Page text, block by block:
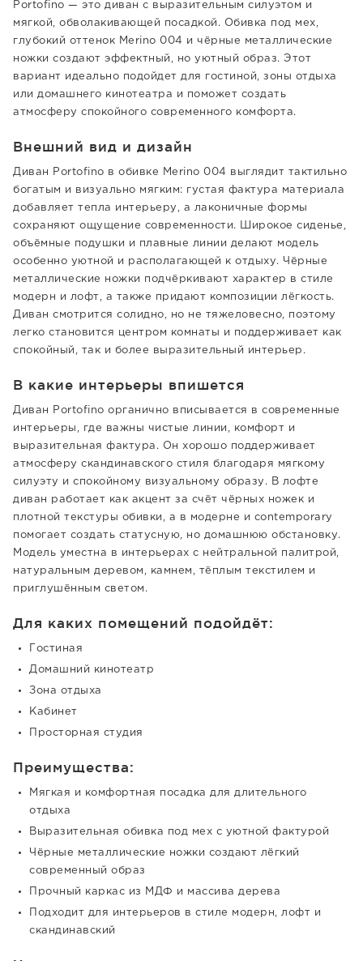
Portofino — это диван с выразительным силуэтом и
мягкой, обволакивающей посадкой. Обивка под мех,
глубокий оттенок Merino 004 и чёрные металлические
ножки создают эффектный, но уютный образ. Этот
вариант идеально подойдет для гостиной, зоны отдыха
или домашнего кинотеатра и поможет создать
атмосферу спокойного современного комфорта.
Внешний вид и дизайн
Диван Portofino в обивке Merino 004 выглядит тактильно
богатым и визуально мягким: густая фактура материала
добавляет тепла интерьеру, а лаконичные формы
сохраняют ощущение современности. Широкое сиденье,
объёмные подушки и плавные линии делают модель
особенно уютной и располагающей к отдыху. Чёрные
металлические ножки подчёркивают характер в стиле
модерн и лофт, а также придают композиции лёгкость.
Диван смотрится солидно, но не тяжеловесно, поэтому
легко становится центром комнаты и поддерживает как
спокойный, так и более выразительный интерьер.
В какие интерьеры впишется
Диван Portofino органично вписывается в современные
интерьеры, где важны чистые линии, комфорт и
выразительная фактура. Он хорошо поддерживает
атмосферу скандинавского стиля благодаря мягкому
силуэту и спокойному визуальному образу. В лофте
диван работает как акцент за счёт чёрных ножек и
плотной текстуры обивки, а в модерне и contemporary
помогает создать статусную, но домашнюю обстановку.
Модель уместна в интерьерах с нейтральной палитрой,
натуральным деревом, камнем, тёплым текстилем и
приглушённым светом.
Для каких помещений подойдёт:
Гостиная
Домашний кинотеатр
Зона отдыха
Кабинет
Просторная студия
Преимущества:
Мягкая и комфортная посадка для длительного
отдыха
Выразительная обивка под мех с уютной фактурой
Чёрные металлические ножки создают лёгкий
современный образ
Прочный каркас из МДФ и массива дерева
Подходит для интерьеров в стиле модерн, лофт и
скандинавский